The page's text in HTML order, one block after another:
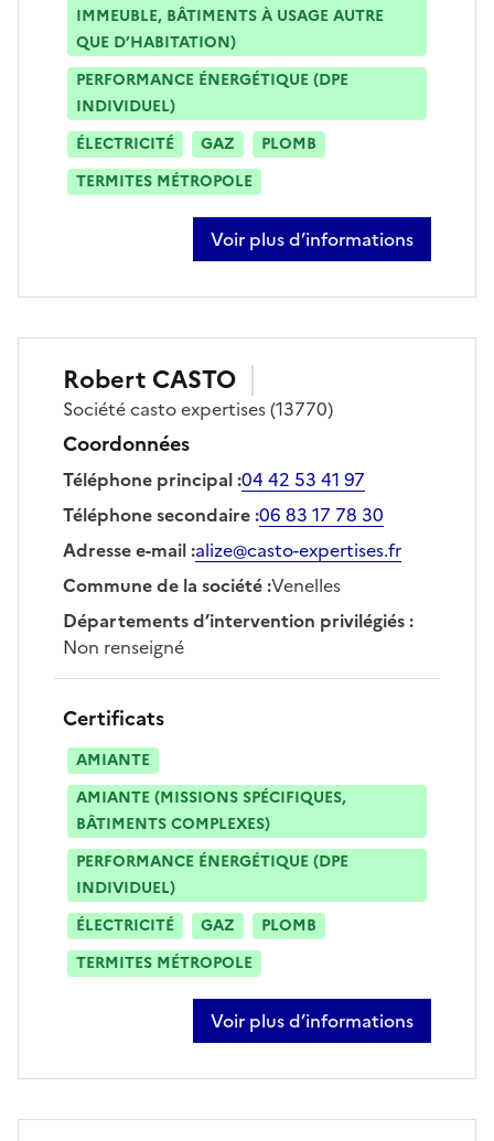
IMMEUBLE, BÂTIMENTS À USAGE AUTRE
QUE D’HABITATION)
PERFORMANCE ÉNERGÉTIQUE (DPE
INDIVIDUEL)
ÉLECTRICITÉ
GAZ
PLOMB
TERMITES MÉTROPOLE
Voir plus d’informations
sur laurent david
Robert CASTO
Sociétécasto expertises(13770)
Coordonnées
Téléphone principal:04 42 53 41 97
Téléphone secondaire:06 83 17 78 30
Adresse e-mail:alize@casto-expertises.fr
Commune de la société:Venelles
Départements d’intervention privilégiés:
Non renseigné
Certificats
AMIANTE
AMIANTE (MISSIONS SPÉCIFIQUES,
BÂTIMENTS COMPLEXES)
PERFORMANCE ÉNERGÉTIQUE (DPE
INDIVIDUEL)
ÉLECTRICITÉ
GAZ
PLOMB
TERMITES MÉTROPOLE
Voir plus d’informations
sur robert casto